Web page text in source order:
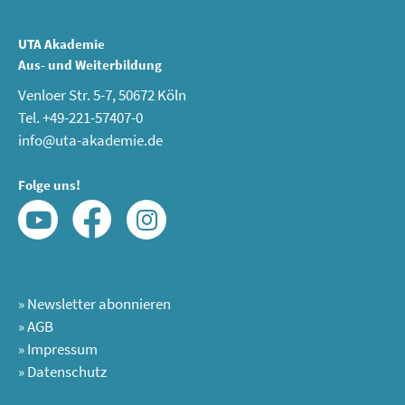
UTA Akademie
Aus- und Weiterbildung
Venloer Str. 5-7, 50672 Köln
Tel. +49-221-57407-0
info@uta-akademie.de
Folge uns!
»Newsletter abonnieren
»AGB
»Impressum
»Datenschutz